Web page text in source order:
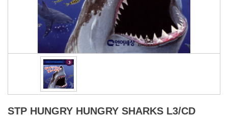
STP HUNGRY HUNGRY SHARKS L3/CD